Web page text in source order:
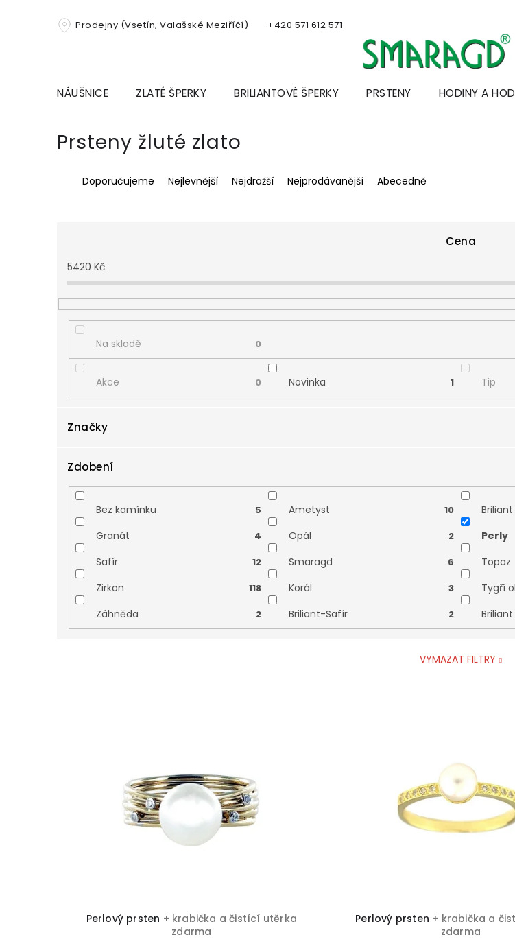
Prodejny (Vsetín, Valašské Meziříčí) +420 571 612 571
NÁUŠNICE ZLATÉ ŠPERKY BRILIANTOVÉ ŠPERKY PRSTENY HODINY A
Prsteny žluté zlato
Ř
a
p
r
o
d
u
k
t
ů
Doporučujeme Nejlevnější Nejdražší Nejprodávanější Abecedně
Cena
5420 Kč
Na skladě 0
Akce 0 Novinka 1 Tip
Značky
Danfil
Zdobení
Bez kamínku 5 Ametyst 10 Briliant
Granát 4 Opál 2 Perly
Safír 12 Smaragd 6 Topaz
Zirkon 118 Korál 3 Tygří
Záhněda 2 Briliant-Safír 2
VYMAZAT FILTRY
Perlový prsten + krabička a čistící utěrka
zdarma
Perlový prsten + krabička a
zdarma